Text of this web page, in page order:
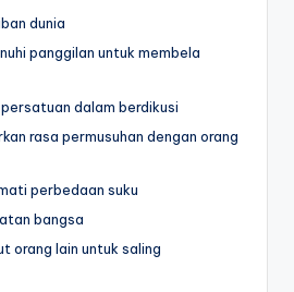
dunia
panggilan untuk membela
dalam berdikusi
rasa permusuhan dengan orang
perbedaan suku
bangsa
orang lain untuk saling